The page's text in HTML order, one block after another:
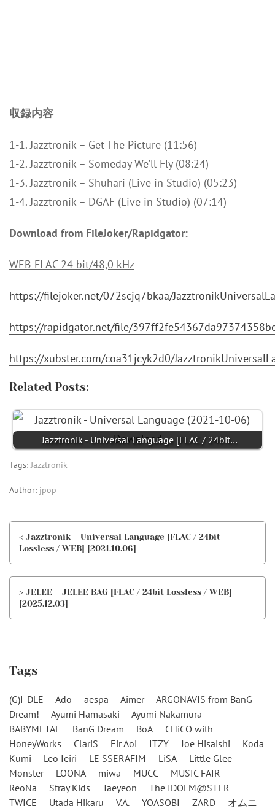
収録内容
1-1. Jazztronik – Get The Picture (11:56)
1-2. Jazztronik – Someday We’ll Fly (08:24)
1-3. Jazztronik – Shuhari (Live in Studio) (05:23)
1-4. Jazztronik – DGAF (Live in Studio) (07:14)
Download from FileJoker/Rapidgator:
WEB FLAC 24 bit/48,0 kHz
https://filejoker.net/072scjq7bkaa/
https://rapidgator.net/file/
https://xubster.com/coa31jcyk2d0/
Related Posts:
Jazztronik - Universal Language [FLAC / 24bit…
Tags:Jazztronik
Author: jpop
< Jazztronik – Universal Language [FLAC / 24bit
Lossless / WEB] [2021.10.06]
> JELEE – JELEE BAG [FLAC / 24bit Lossless / WEB]
[2025.12.03]
Tags
(G)I-DLE Ado aespa Aimer
ARGONAVIS from BanG
Dream!
Ayumi Hamasaki
Ayumi Nakamura
BABYMETAL
BanG Dream BoA
CHiCO with
HoneyWorks
ClariS Eir Aoi ITZY Joe Hisaishi
Koda
Kumi
Leo Ieiri LE SSERAFIM LiSA
Little Glee
Monster
LOONA miwa MUCC
MUSIC FAIR
ReoNa
Stray Kids Taeyeon
The IDOLM@STER
TWICE
Utada Hikaru V.A. YOASOBI ZARD
オムニ